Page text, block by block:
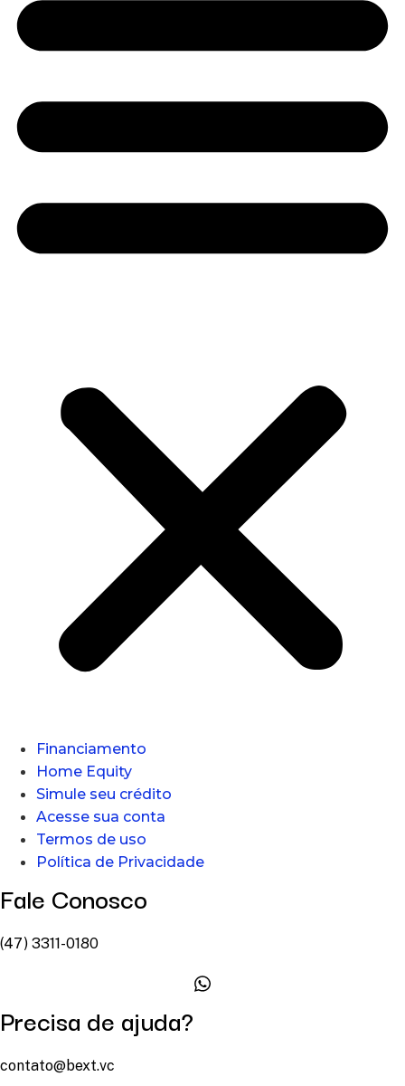
Financiamento
Home Equity
Simule seu crédito
Acesse sua conta
Termos de uso
Política de Privacidade
Fale Conosco
(47) 3311-0180
Precisa de ajuda?
contato@bext.vc